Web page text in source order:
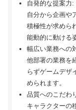
自発的な提案力:
自分から企画や
積極性が求めら
能動的に動ける
幅広い業務への
他部署の業務を
らずゲームデザ
められます。
品質へのこだわ
キャラクターの